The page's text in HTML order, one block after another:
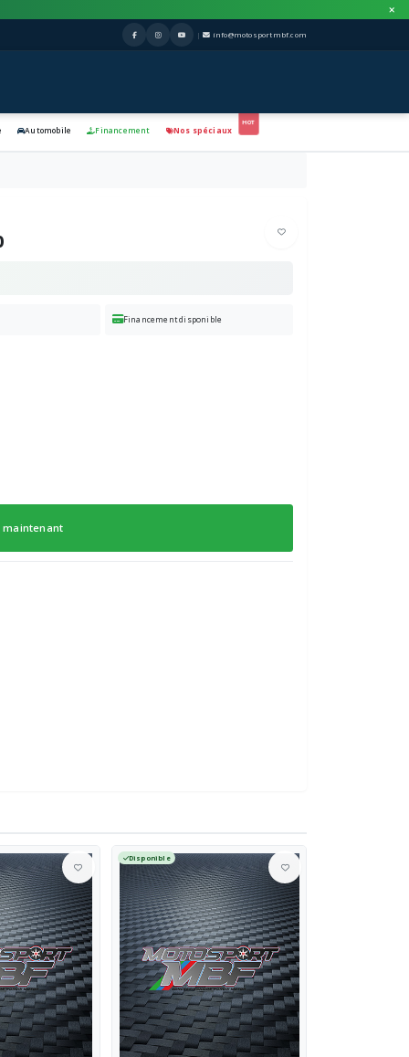
| info@motosportmbf.com
Automobile Financement Nos spéciaux
Financement disponible
maintenant
Disponible